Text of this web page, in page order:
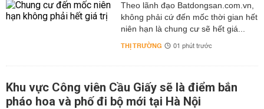
Theo lãnh đạo Batdongsan.com.vn,
không phải cứ đến mốc thời gian hết
niên hạn là chung cư sẽ hết giá...
THỊ TRƯỜNG 01 phút trước
Khu vực Công viên Cầu Giấy sẽ là điểm bắn
pháo hoa và phố đi bộ mới tại Hà Nội